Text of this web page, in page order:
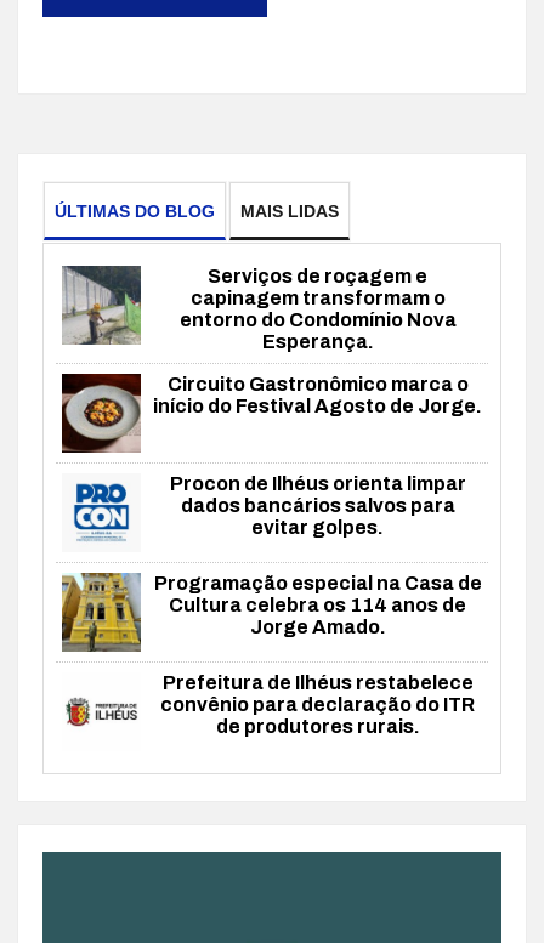
ÚLTIMAS DO BLOG MAIS LIDAS
Serviços de roçagem e
capinagem transformam o
entorno do Condomínio Nova
Esperança.
Circuito Gastronômico marca o
início do Festival Agosto de Jorge.
Procon de Ilhéus orienta limpar
dados bancários salvos para
evitar golpes.
Programação especial na Casa de
Cultura celebra os 114 anos de
Jorge Amado.
Prefeitura de Ilhéus restabelece
convênio para declaração do ITR
de produtores rurais.